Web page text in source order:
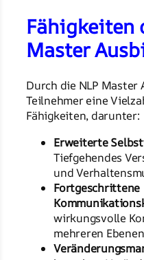
Fähigkeiten
Master
Durch die NLP
Teilnehmer eine
Fähigkeiten, darunter:
Erweiterte
Tiefgehendes
und
Fortgeschrittene
wirkungsvolle
mehreren